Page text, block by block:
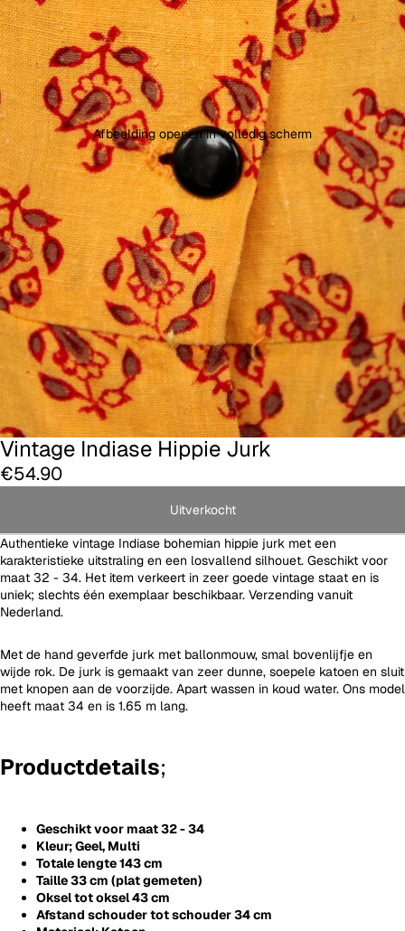
Afbeelding openen in volledig scherm
Vintage Indiase Hippie Jurk
€54.90
Uitverkocht
Authentieke vintage Indiase bohemian hippie jurk met een
karakteristieke uitstraling en een losvallend silhouet. Geschikt voor
maat 32 - 34. Het item verkeert in zeer goede vintage staat en is
uniek; slechts één exemplaar beschikbaar. Verzending vanuit
Nederland.
Met de hand geverfde jurk met ballonmouw, smal bovenlijfje en
wijde rok. De jurk is gemaakt van zeer dunne, soepele katoen en sluit
met knopen aan de voorzijde. Apart wassen in koud water. Ons model
heeft maat 34 en is 1.65 m lang.
Productdetails;
Geschikt voor maat 32 - 34
Kleur; Geel, Multi
Totale lengte 143 cm
Taille 33 cm (plat gemeten)
Oksel tot oksel 43 cm
Afstand schouder tot schouder 34 cm